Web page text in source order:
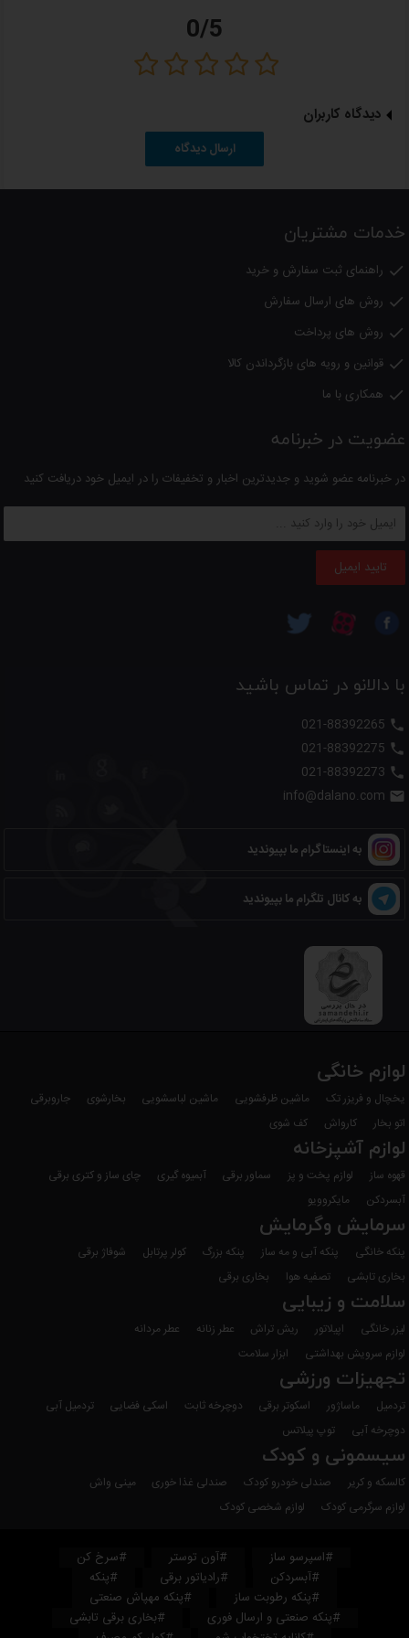
یک سری (برس) اضافه کوچک تر
ماه گارانتی
با ضمانت نامه شرکت مک سرویس
0/5
دیدگاه کاربران
ارسال دیدگاه
خدمات مشتریان
 راهنمای ثبت سفارش و خرید
 روش های ارسال سفارش
 روش های پرداخت
 قوانین و رویه های بازگرداندن کالا
 همکاری با ما
عضویت در خبرنامه
در خبرنامه عضو شوید و جدیدترین اخبار و تخفیفات را در ایمیل خود دریافت کنید
تایید ایمیل
با دالانو در تماس باشید




به اینستاگرام ما بپیوندید
به کانال تلگرام ما بپیوندید
لوازم خانگی
یخچال و فریزر تک ماشین ظرفشویی ماشین لباسشویی بخارشوی
جاروبرقی
اتو بخار
کارواش کف شوی
لوازم آشپزخانه
قهوه ساز لوازم پخت و پز سماور برقی آبمیوه گیری
چای ساز و کتری برقی
آبسردکن
مایکروویو
سرمایش وگرمایش
پنکه خانگی پنکه آبی و مه ساز پنکه بزرگ کولر پرتابل
شوفاژ برقی
بخاری تابشی
تصفیه هوا بخاری برقی
سلامت و زیبایی
لیزر خانگی اپیلاتور ریش تراش عطر زنانه
عطر مردانه
لوازم سرویش بهداشتی
ابزار سلامت
تجهیزات ورزشی
تردمیل ماساژور اسکوتر برقی دوچرخه ثابت اسکی فضایی
تردمیل آبی
دوچرخه آبی
توپ پیلاتس
سیسمونی و کودک
کالسکه و کریر صندلی خودرو کودک صندلی غذا خوری
مینی واش
لوازم سرگرمی کودک
لوازم شخصی کودک
#اسپرسو ساز #آون توستر
#سرخ کن
#آبسردکن
#رادیاتور برقی
#پنکه
#پنکه رطوبت ساز
#پنکه مهپاش صنعتی
#پنکه صنعتی و ارسال فوری
#بخاری برقی تابشی